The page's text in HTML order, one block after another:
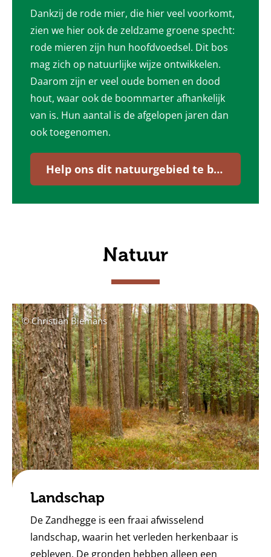
Dankzij de rode mier, die hier veel voorkomt,
zien we hier ook de zeldzame groene specht:
rode mieren zijn hun hoofdvoedsel. Dit bos
mag zich op natuurlijke wijze ontwikkelen.
Daarom zijn er veel oude bomen en dood
hout, waar ook de boommarter afhankelijk
van is. Hun aantal is de afgelopen jaren dan
ook toegenomen.
Help ons dit natuurgebied te beheren.
Natuur
© Christian Biemans
Landschap
De Zandhegge is een fraai afwisselend
landschap, waarin het verleden herkenbaar is
gebleven. De gronden hebben alleen een